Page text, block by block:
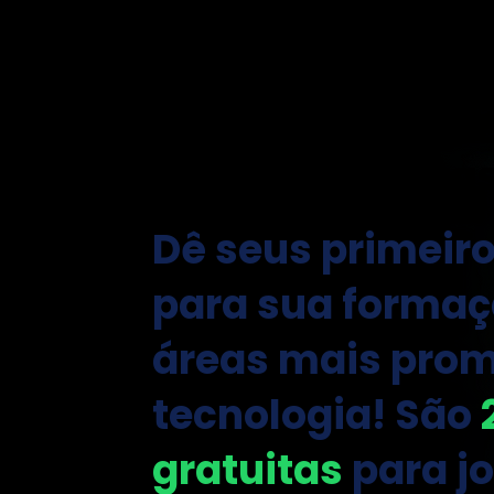
Programa
20 Capacita
Programa
20 Capacita
Dê seus
para sua
áreas mais
tecnologia! São
gratuitas para